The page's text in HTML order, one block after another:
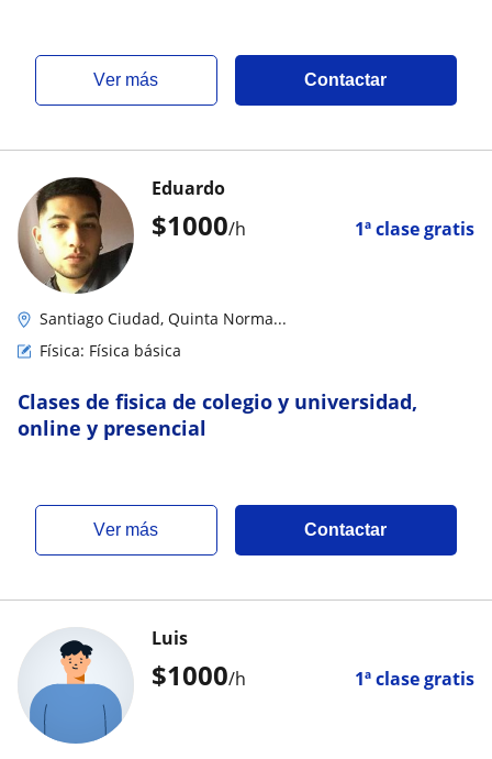
ver más Contactar
$1000/h 1ª clase gratis
Eduardo
Santiago Ciudad, Quinta Norma...
Física: Física básica
Clases de fisica de colegio y universidad,
online y presencial
ver más Contactar
$1000/h 1ª clase gratis
Luis